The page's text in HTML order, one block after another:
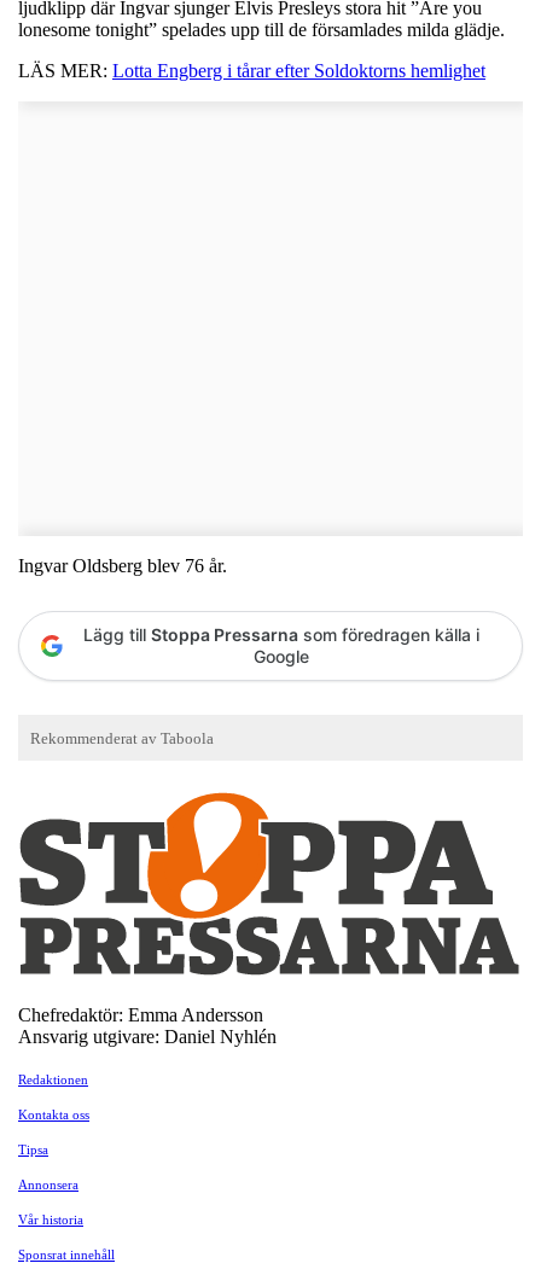
ljudklipp där Ingvar sjunger Elvis Presleys stora hit ”Are you
lonesome tonight” spelades upp till de församlades milda glädje.
LÄS MER: Lotta Engberg i tårar efter Soldoktorns hemlighet
Ingvar Oldsberg blev 76 år.
Lägg till Stoppa Pressarna som föredragen källa i
Google
Chefredaktör: Emma Andersson
Ansvarig utgivare: Daniel Nyhlén
Redaktionen
Kontakta oss
Tipsa
Annonsera
Vår historia
Sponsrat innehåll